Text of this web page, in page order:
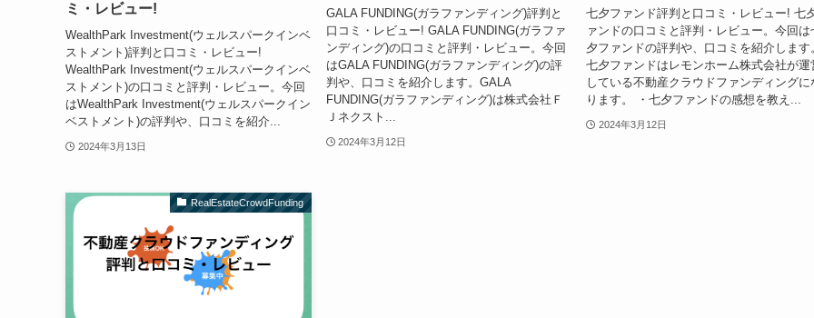
ミ・レビュー!
WealthPark Investment(ウェルスパークインベ
ストメント)評判と口コミ・レビュー!
WealthPark Investment(ウェルスパークインベ
ストメント)の口コミと評判・レビュー。今回
はWealthPark Investment(ウェルスパークイン
ベストメント)の評判や、口コミを紹介...
2024年3月13日
GALA FUNDING(ガラファンディング)評判と
口コミ・レビュー! GALA FUNDING(ガラファ
ンディング)の口コミと評判・レビュー。今回
はGALA FUNDING(ガラファンディング)の評
判や、口コミを紹介します。GALA
FUNDING(ガラファンディング)は株式会社Ｆ
Ｊネクスト...
2024年3月12日
七夕ファンド評判と口コミ・レビュー! 七
ァンドの口コミと評判・レビュー。今回は
夕ファンドの評判や、口コミを紹介します
七夕ファンドはレモンホーム株式会社が運
している不動産クラウドファンディングに
ります。 ・七夕ファンドの感想を教え...
2024年3月12日
RealEstateCrowdFunding